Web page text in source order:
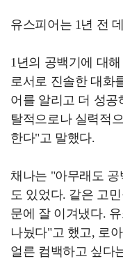
유스피어는 1년 전
1년의 공백기에 대
로서로 진솔한 대화
어를 알리고 더 성공
탈적으로나 실력적
한다"고 말했다.
채나는 "아무래도
도 있었다. 같은 고
문에 잘 이겨냈다.
나눴다"고 했고, 로
얼른 컴백하고 싶다